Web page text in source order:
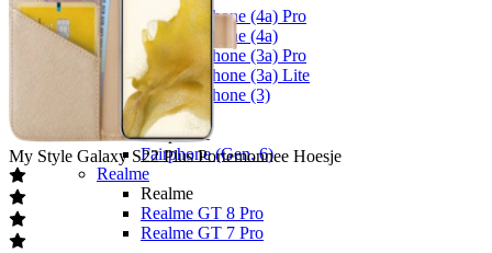
Nothing Phone (4a) Pro
Nothing Phone (4a)
Nothing Phone (3a) Pro
Nothing Phone (3a) Lite
Nothing Phone (3)
Fairphone
Fairphone
Fairphone (Gen. 6)
Realme
Realme
Realme GT 8 Pro
Realme GT 7 Pro
My Style Galaxy S22 Plus Portemonnee Hoesje